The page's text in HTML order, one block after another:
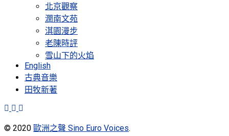
北京觀察
潤南文苑
淇園漫步
老陳時評
雪山下的火焰
English
古典音樂
田牧新著
© 2020 歐洲之聲 Sino Euro Voices.